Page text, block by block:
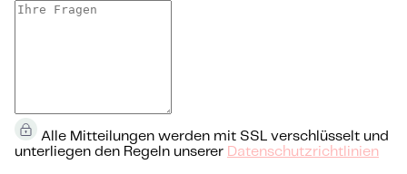
Alle Mitteilungen werden mit SSL verschlüsselt und
unterliegen den Regeln unserer
Datenschutzrichtlinien